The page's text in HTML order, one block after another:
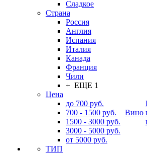
Сладкое
Страна
Россия
Англия
Испания
Италия
Канада
Франция
Чили
+ ЕЩЕ 1
Цена
до 700 руб.
700 - 1500 руб.
1500 - 3000 руб.
3000 - 5000 руб.
от 5000 руб.
ТИП
Вино